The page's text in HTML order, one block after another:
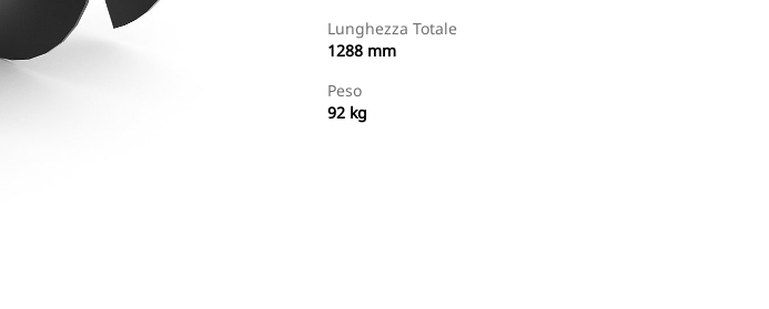
Lunghezza Totale
1288 mm
Peso
92 kg